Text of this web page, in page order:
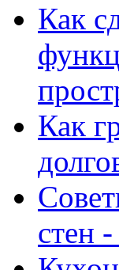
Как
Как
стен